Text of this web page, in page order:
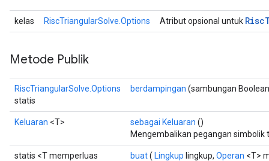
kelas RiscTriangularSolve.Options Atribut opsional untuk Risc
Metode Publik
RiscTriangularSolve.Options
statis
berdampingan (sambungan
Keluaran <T> sebagai Keluaran ()
Mengembalikan pegangan simbolik
statis <T memperluas
buat( Lingkup lingkup, Operan <T>